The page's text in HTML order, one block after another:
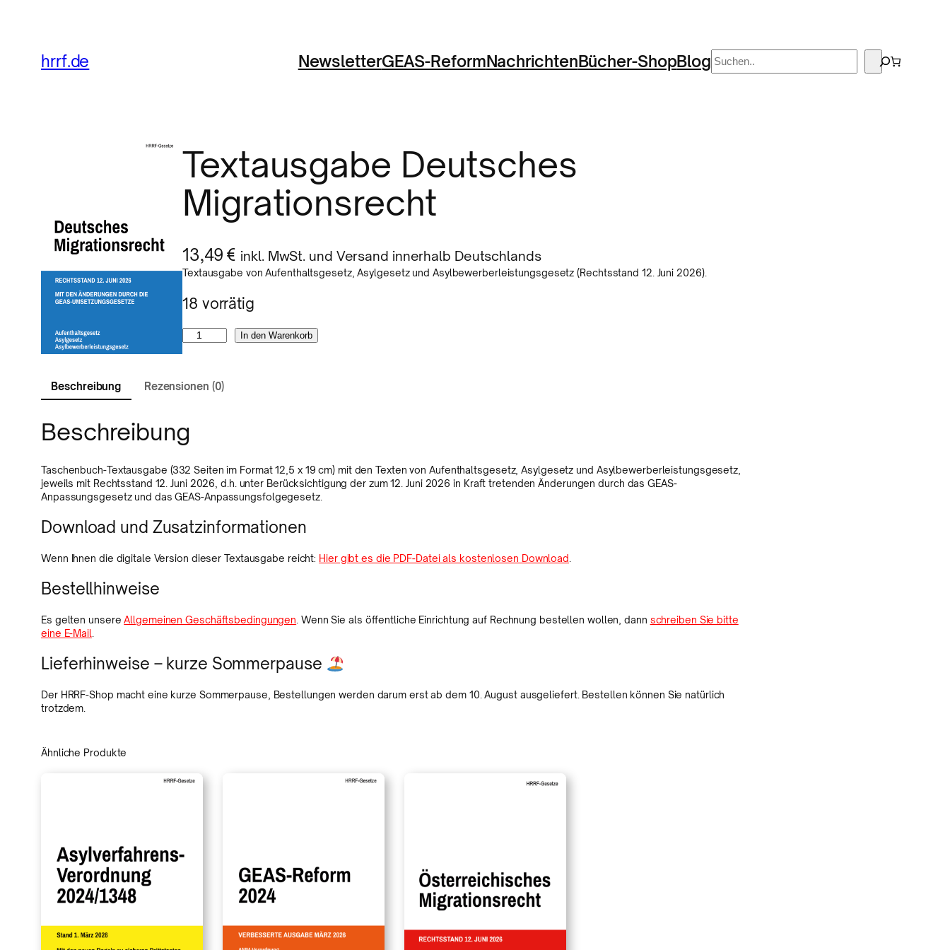
Inhalt
springen
hrrf.de NewsletterGEAS-ReformNachrichtenBücher-ShopBlog Suchen
Textausgabe Deutsches
Migrationsrecht
13,49 € inkl. MwSt. und Versand innerhalb Deutschlands
Textausgabe von Aufenthaltsgesetz, Asylgesetz und Asylbewerberleistungsgesetz (Rechtsstand 12. Juni 2026).
18 vorrätig
T
e
x
u
s
g
a
b
u
s
h
i
n
In den Warenkorb
Beschreibung Rezensionen (0)
Beschreibung
Taschenbuch-Textausgabe (332 Seiten im Format 12,5 x 19 cm) mit den Texten von Aufenthaltsgesetz, Asylgesetz und Asylbewerberleistungsgesetz,
jeweils mit Rechtsstand 12. Juni 2026, d.h. unter Berücksichtigung der zum 12. Juni 2026 in Kraft tretenden Änderungen durch das GEAS-
Anpassungsgesetz und das GEAS-Anpassungsfolgegesetz.
Download und Zusatzinformationen
Wenn Ihnen die digitale Version dieser Textausgabe reicht: Hier gibt es die PDF-Datei als kostenlosen Download.
Bestellhinweise
Es gelten unsereAllgemeinen Geschäftsbedingungen. Wenn Sie als öffentliche Einrichtung auf Rechnung bestellen wollen, dann schreiben Sie bitte
eine E-Mail.
Lieferhinweise – kurze Sommerpause
Der HRRF-Shop macht eine kurze Sommerpause, Bestellungen werden darum erst ab dem 10. August ausgeliefert. Bestellen können Sie natürlich
trotzdem.
Ähnliche Produkte